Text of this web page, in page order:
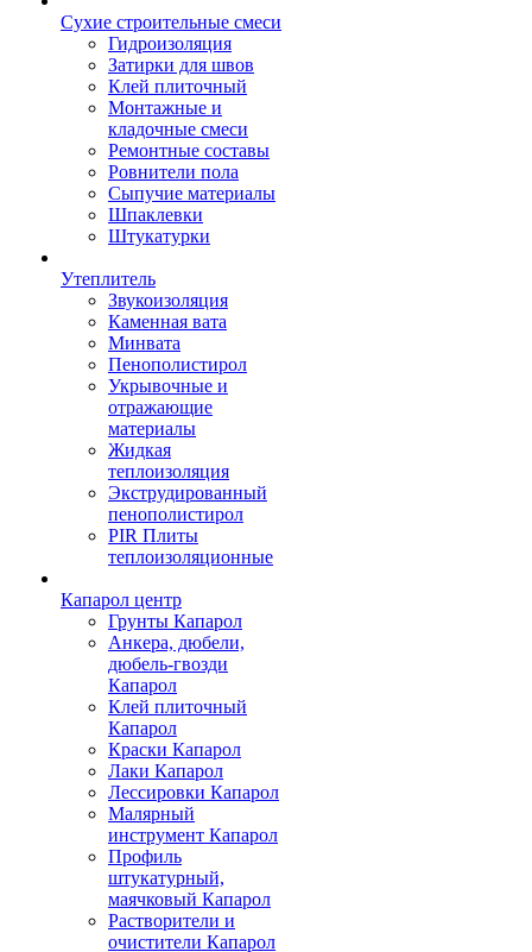
Сухие строительные смеси
Гидроизоляция
Затирки для швов
Клей плиточный
Монтажные и
кладочные смеси
Ремонтные составы
Ровнители пола
Сыпучие материалы
Шпаклевки
Штукатурки
Утеплитель
Звукоизоляция
Каменная вата
Минвата
Пенополистирол
Укрывочные и
отражающие
материалы
Жидкая
теплоизоляция
Экструдированный
пенополистирол
PIR Плиты
теплоизоляционные
Капарол центр
Грунты Капарол
Анкера, дюбели,
дюбель-гвозди
Капарол
Клей плиточный
Капарол
Краски Капарол
Лаки Капарол
Лессировки Капарол
Малярный
инструмент Капарол
Профиль
штукатурный,
маячковый Капарол
Растворители и
очистители Капарол